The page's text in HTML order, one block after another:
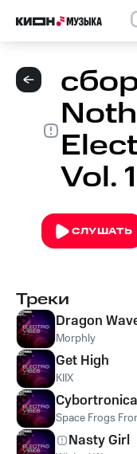
Vol.
СЛУШАТЬ
Треки
Dragon
Morphly
Get High
KIIX
Cybortronica
Space Frogs
Nasty Girl